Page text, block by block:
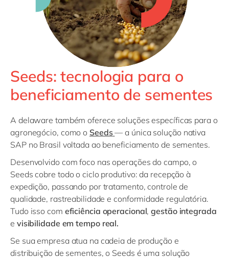
Seeds: tecnologia para o
beneficiamento de sementes
A delaware também oferece soluções específicas para o
agronegócio, como o Seeds— a única solução nativa
SAP no Brasil voltada ao beneficiamento de sementes.
Desenvolvido com foco nas operações do campo, o
Seeds cobre todo o ciclo produtivo: da recepção à
expedição, passando por tratamento, controle de
qualidade, rastreabilidade e conformidade regulatória.
Tudo isso com eficiência operacional,gestão integrada
e visibilidade em tempo real.
Se sua empresa atua na cadeia de produção e
distribuição de sementes, o Seeds é uma solução